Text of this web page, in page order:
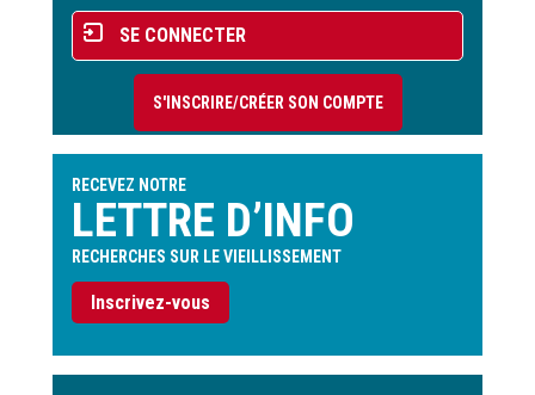
Menu
du
compte
l'utilisateur
SE CONNECTER
S'INSCRIRE/CRÉER SON COMPTE
RECEVEZ NOTRE
LETTRE D’INFO
RECHERCHES SUR LE VIEILLISSEMENT
Inscrivez-vous